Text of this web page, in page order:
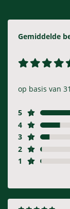
Gemiddelde
op basis van
5
4
3
2
1